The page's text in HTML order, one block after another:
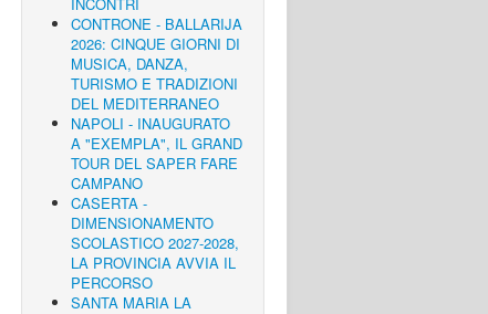
CONTRONE - BALLARIJA
2026: CINQUE GIORNI DI
MUSICA, DANZA,
TURISMO E TRADIZIONI
DEL MEDITERRANEO
NAPOLI - INAUGURATO
A "EXEMPLA", IL GRAND
TOUR DEL SAPER FARE
CAMPANO
CASERTA -
DIMENSIONAMENTO
SCOLASTICO 2027-2028,
LA PROVINCIA AVVIA IL
PERCORSO
SANTA MARIA LA